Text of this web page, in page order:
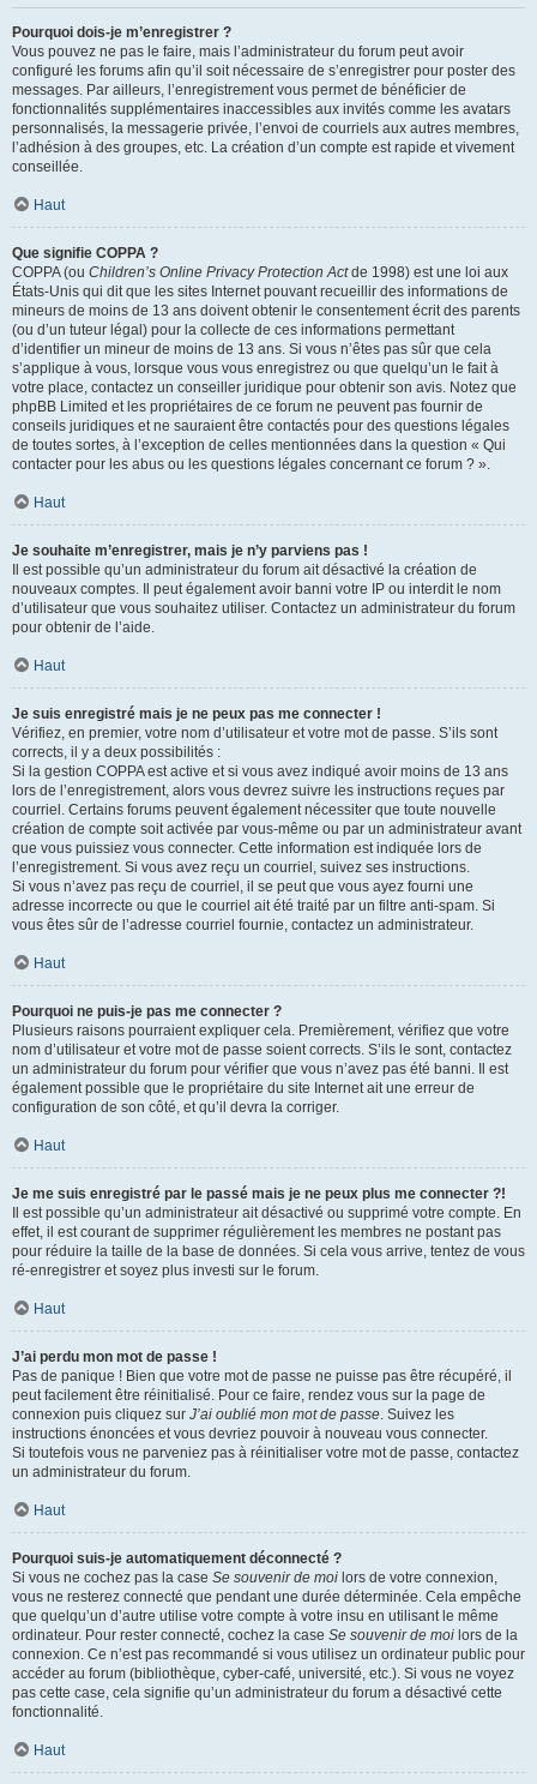
Pourquoi dois-je m’enregistrer ?
Vous pouvez ne pas le faire, mais l’administrateur du forum peut avoir
configuré les forums afin qu’il soit nécessaire de s’enregistrer pour poster des
messages. Par ailleurs, l’enregistrement vous permet de bénéficier de
fonctionnalités supplémentaires inaccessibles aux invités comme les avatars
personnalisés, la messagerie privée, l’envoi de courriels aux autres membres,
l’adhésion à des groupes, etc. La création d’un compte est rapide et vivement
conseillée.
Haut
Que signifie COPPA ?
COPPA (ou Children’s Online Privacy Protection Actde 1998) est une loi aux
États-Unis qui dit que les sites Internet pouvant recueillir des informations de
mineurs de moins de 13 ans doivent obtenir le consentement écrit des parents
(ou d’un tuteur légal) pour la collecte de ces informations permettant
d’identifier un mineur de moins de 13 ans. Si vous n’êtes pas sûr que cela
s’applique à vous, lorsque vous vous enregistrez ou que quelqu’un le fait à
votre place, contactez un conseiller juridique pour obtenir son avis. Notez que
phpBB Limited et les propriétaires de ce forum ne peuvent pas fournir de
conseils juridiques et ne sauraient être contactés pour des questions légales
de toutes sortes, à l’exception de celles mentionnées dans la question « Qui
contacter pour les abus ou les questions légales concernant ce forum ? ».
Haut
Je souhaite m’enregistrer, mais je n’y parviens pas !
Il est possible qu’un administrateur du forum ait désactivé la création de
nouveaux comptes. Il peut également avoir banni votre IP ou interdit le nom
d’utilisateur que vous souhaitez utiliser. Contactez un administrateur du forum
pour obtenir de l’aide.
Haut
Je suis enregistré mais je ne peux pas me connecter !
Vérifiez, en premier, votre nom d’utilisateur et votre mot de passe. S’ils sont
corrects, il y a deux possibilités :
Si la gestion COPPA est active et si vous avez indiqué avoir moins de 13 ans
lors de l’enregistrement, alors vous devrez suivre les instructions reçues par
courriel. Certains forums peuvent également nécessiter que toute nouvelle
création de compte soit activée par vous-même ou par un administrateur avant
que vous puissiez vous connecter. Cette information est indiquée lors de
l’enregistrement. Si vous avez reçu un courriel, suivez ses instructions.
Si vous n’avez pas reçu de courriel, il se peut que vous ayez fourni une
adresse incorrecte ou que le courriel ait été traité par un filtre anti-spam. Si
vous êtes sûr de l’adresse courriel fournie, contactez un administrateur.
Haut
Pourquoi ne puis-je pas me connecter ?
Plusieurs raisons pourraient expliquer cela. Premièrement, vérifiez que votre
nom d’utilisateur et votre mot de passe soient corrects. S’ils le sont, contactez
un administrateur du forum pour vérifier que vous n’avez pas été banni. Il est
également possible que le propriétaire du site Internet ait une erreur de
configuration de son côté, et qu’il devra la corriger.
Haut
Je me suis enregistré par le passé mais je ne peux plus me connecter ?!
Il est possible qu’un administrateur ait désactivé ou supprimé votre compte. En
effet, il est courant de supprimer régulièrement les membres ne postant pas
pour réduire la taille de la base de données. Si cela vous arrive, tentez de vous
ré-enregistrer et soyez plus investi sur le forum.
Haut
J’ai perdu mon mot de passe !
Pas de panique ! Bien que votre mot de passe ne puisse pas être récupéré, il
peut facilement être réinitialisé. Pour ce faire, rendez vous sur la page de
connexion puis cliquez sur J’ai oublié mon mot de passe. Suivez les
instructions énoncées et vous devriez pouvoir à nouveau vous connecter.
Si toutefois vous ne parveniez pas à réinitialiser votre mot de passe, contactez
un administrateur du forum.
Haut
Pourquoi suis-je automatiquement déconnecté ?
Si vous ne cochez pas la case Se souvenir de moi lors de votre connexion,
vous ne resterez connecté que pendant une durée déterminée. Cela empêche
que quelqu’un d’autre utilise votre compte à votre insu en utilisant le même
ordinateur. Pour rester connecté, cochez la case Se souvenir de moi lors de la
connexion. Ce n’est pas recommandé si vous utilisez un ordinateur public pour
accéder au forum (bibliothèque, cyber-café, université, etc.). Si vous ne voyez
pas cette case, cela signifie qu’un administrateur du forum a désactivé cette
fonctionnalité.
Haut